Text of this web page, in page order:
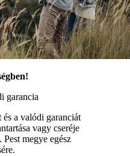
garancia
és a valódi garanciát
vagy cseréje
megye egész